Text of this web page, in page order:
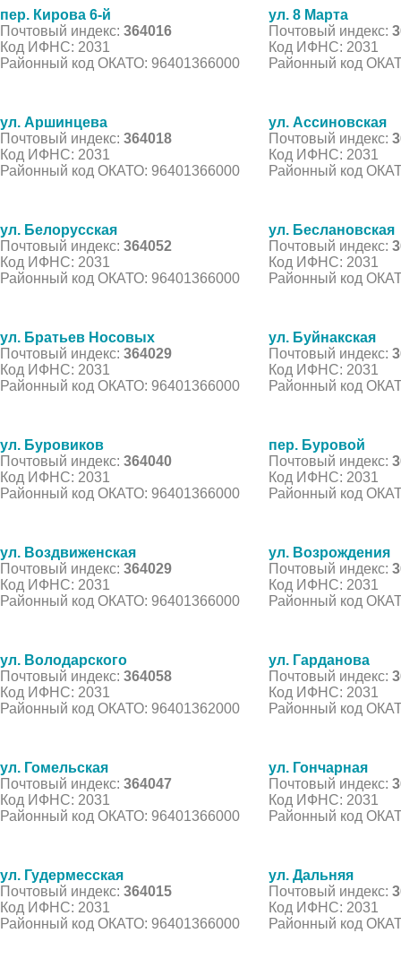
пер. Кирова 6-й
Почтовый индекс: 364016
Код ИФНС: 2031
Районный код ОКАТО: 96401366000
ул. 8 Марта
Почтовый индекс:
Код ИФНС: 2031
Районный код
ул. Аршинцева
Почтовый индекс: 364018
Код ИФНС: 2031
Районный код ОКАТО: 96401366000
ул. Ассиновская
Почтовый индекс:
Код ИФНС: 2031
Районный код
ул. Белорусская
Почтовый индекс: 364052
Код ИФНС: 2031
Районный код ОКАТО: 96401366000
ул. Беслановская
Почтовый индекс:
Код ИФНС: 2031
Районный код
ул. Братьев Носовых
Почтовый индекс: 364029
Код ИФНС: 2031
Районный код ОКАТО: 96401366000
ул. Буйнакская
Почтовый индекс:
Код ИФНС: 2031
Районный код
ул. Буровиков
Почтовый индекс: 364040
Код ИФНС: 2031
Районный код ОКАТО: 96401366000
пер. Буровой
Почтовый индекс:
Код ИФНС: 2031
Районный код
ул. Воздвиженская
Почтовый индекс: 364029
Код ИФНС: 2031
Районный код ОКАТО: 96401366000
ул. Возрождения
Почтовый индекс:
Код ИФНС: 2031
Районный код
ул. Володарского
Почтовый индекс: 364058
Код ИФНС: 2031
Районный код ОКАТО: 96401362000
ул. Гарданова
Почтовый индекс:
Код ИФНС: 2031
Районный код
ул. Гомельская
Почтовый индекс: 364047
Код ИФНС: 2031
Районный код ОКАТО: 96401366000
ул. Гончарная
Почтовый индекс:
Код ИФНС: 2031
Районный код
ул. Гудермесская
Почтовый индекс: 364015
Код ИФНС: 2031
Районный код ОКАТО: 96401366000
ул. Дальняя
Почтовый индекс:
Код ИФНС: 2031
Районный код